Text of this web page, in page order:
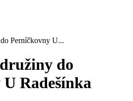
Perníčkovny U...
do
Radešínka